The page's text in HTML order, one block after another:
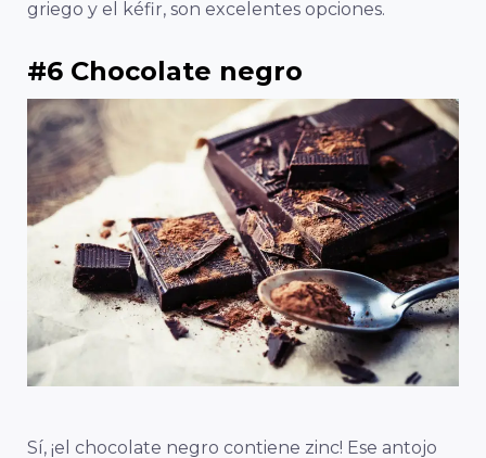
griego y el kéfir, son excelentes opciones.
#6 Chocolate negro
Sí, ¡el chocolate negro contiene zinc! Ese antojo